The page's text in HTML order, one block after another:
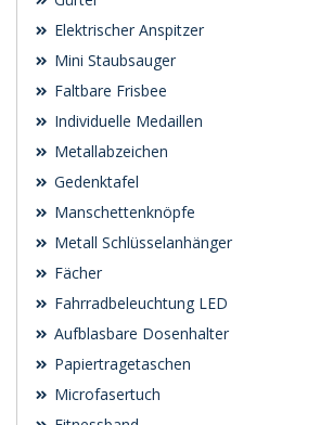
Elektrischer Anspitzer
Mini Staubsauger
Faltbare Frisbee
Individuelle Medaillen
Metallabzeichen
Gedenktafel
Manschettenknöpfe
Metall Schlüsselanhänger
Fächer
Fahrradbeleuchtung LED
Aufblasbare Dosenhalter
Papiertragetaschen
Microfasertuch